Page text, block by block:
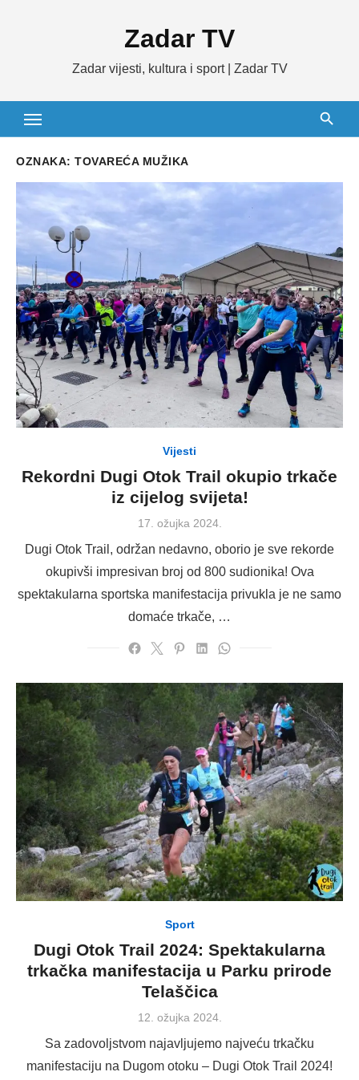
Zadar TV
Zadar vijesti, kultura i sport | Zadar TV
OZNAKA: TOVAREĆA MUŽIKA
Vijesti
Rekordni Dugi Otok Trail okupio trkače
iz cijelog svijeta!
Posted
17. ožujka 2024.
Dugi Otok Trail, održan nedavno, oborio je sve rekorde
okupivši impresivan broj od 800 sudionika! Ova
spektakularna sportska manifestacija privukla je ne samo
domaće trkače, …
Sport
Dugi Otok Trail 2024: Spektakularna
trkačka manifestacija u Parku prirode
Telaščica
Posted
12. ožujka 2024.
Sa zadovoljstvom najavljujemo najveću trkačku
manifestaciju na Dugom otoku – Dugi Otok Trail 2024!